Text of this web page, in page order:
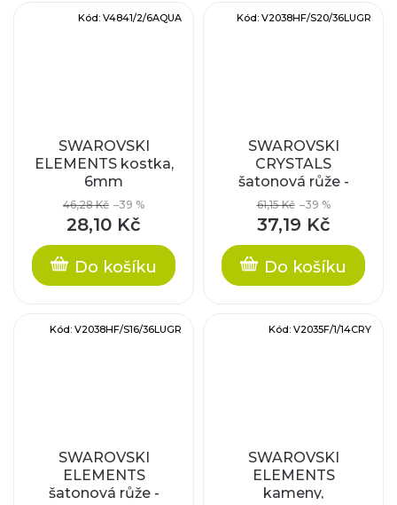
SWAROVSKI
ELEMENTS kostka,
6mm
46,28 Kč –39 %
28,10 Kč
Do košíku
Kód: V4841/2/6AQUA
SWAROVSKI
CRYSTALS
šatonová růže -
nažehlovací (s
vrstvou lepidla),
crystal lumin green,
61,15 Kč –39 %
37,19 Kč
Do košíku
Kód: V2038HF/S20/36LUGR
SWAROVSKI
ELEMENTS
šatonová růže -
Kód: V2038HF/S16/36LUGR
SWAROVSKI
ELEMENTS
kameny,
Kód: V2035F/1/14CRY